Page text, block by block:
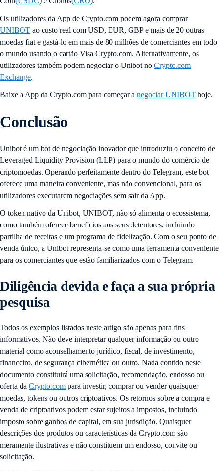
Os utilizadores da App de Crypto.com podem agora comprar
UNIBOT ao custo real com USD, EUR, GBP e mais de 20 outras
moedas fiat e gastá-lo em mais de 80 milhões de comerciantes em todo
o mundo usando o cartão Visa Crypto.com. Alternativamente, os
utilizadores também podem negociar o Unibot no Crypto.com
Exchange.
Baixe a App da Crypto.com para começar a negociar UNIBOT hoje.
Conclusão
Unibot é um bot de negociação inovador que introduziu o conceito de
Leveraged Liquidity Provision (LLP) para o mundo do comércio de
criptomoedas. Operando perfeitamente dentro do Telegram, este bot
oferece uma maneira conveniente, mas não convencional, para os
utilizadores executarem negociações sem sair da App.
O token nativo da Unibot, UNIBOT, não só alimenta o ecossistema,
como também oferece benefícios aos seus detentores, incluindo
partilha de receitas e um programa de fidelização. Com o seu ponto de
venda único, a Unibot representa-se como uma ferramenta conveniente
para os comerciantes que estão familiarizados com o Telegram.
Diligência devida e faça a sua própria
pesquisa
Todos os exemplos listados neste artigo são apenas para fins
informativos. Não deve interpretar qualquer informação ou outro
material como aconselhamento jurídico, fiscal, de investimento,
financeiro, de segurança cibernética ou outro. Nada contido neste
documento constituirá uma solicitação, recomendação, endosso ou
oferta da Crypto.com para investir, comprar ou vender quaisquer
moedas, tokens ou outros criptoativos. Os retornos sobre a compra e
venda de criptoativos podem estar sujeitos a impostos, incluindo
imposto sobre ganhos de capital, em sua jurisdição. Quaisquer
descrições dos produtos ou características da Crypto.com são
meramente ilustrativas e não constituem um endosso, convite ou
solicitação.